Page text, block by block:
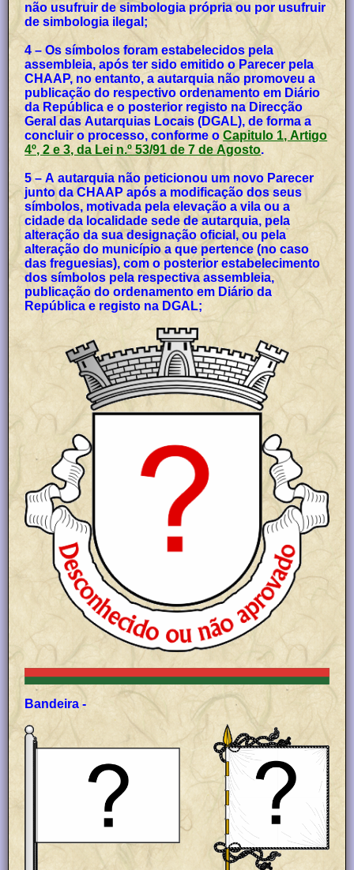
não usufruir de simbologia própria ou por usufruir
de simbologia ilegal;
4 – Os símbolos foram estabelecidos pela
assembleia, após ter sido emitido o Parecer pela
CHAAP, no entanto, a autarquia não promoveu a
publicação do respectivo ordenamento em Diário
da República e o posterior registo na Direcção
Geral das Autarquias Locais (DGAL), de forma a
concluir o processo, conforme oCapitulo 1, Artigo
4º, 2 e 3, da Lei n.º 53/91 de 7 de Agosto.
5 – A autarquia não peticionou um novo Parecer
junto da CHAAP após a modificação dos seus
símbolos, motivada pela elevação a vila ou a
cidade da localidade sede de autarquia, pela
alteração da sua designação oficial, ou pela
alteração do município a que pertence (no caso
das freguesias), com o posterior estabelecimento
dos símbolos pela respectiva assembleia,
publicação do ordenamento em Diário da
República e registo na DGAL;
Bandeira -